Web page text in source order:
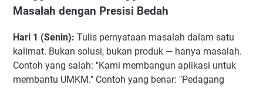
Masalah dengan Presisi Bedah
Hari 1 (Senin): Tulis pernyataan masalah dalam satu
kalimat. Bukan solusi, bukan produk — hanya masalah.
Contoh yang salah: "Kami membangun aplikasi untuk
membantu UMKM." Contoh yang benar: "Pedagang